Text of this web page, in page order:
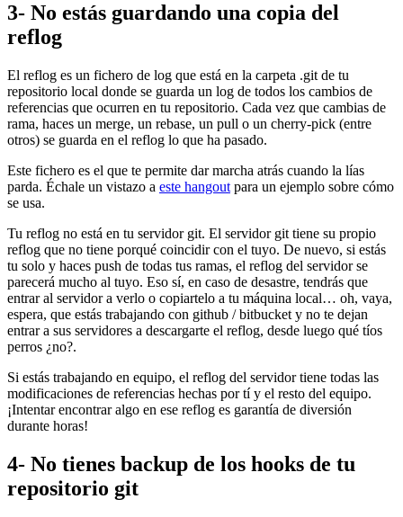
3- No estás guardando una copia del
reflog
El reflog es un fichero de log que está en la carpeta .git de tu
repositorio local donde se guarda un log de todos los cambios de
referencias que ocurren en tu repositorio. Cada vez que cambias de
rama, haces un merge, un rebase, un pull o un cherry-pick (entre
otros) se guarda en el reflog lo que ha pasado.
Este fichero es el que te permite dar marcha atrás cuando la lías
parda. Échale un vistazo a este hangout para un ejemplo sobre cómo
se usa.
Tu reflog no está en tu servidor git. El servidor git tiene su propio
reflog que no tiene porqué coincidir con el tuyo. De nuevo, si estás
tu solo y haces push de todas tus ramas, el reflog del servidor se
parecerá mucho al tuyo. Eso sí, en caso de desastre, tendrás que
entrar al servidor a verlo o copiartelo a tu máquina local… oh, vaya,
espera, que estás trabajando con github / bitbucket y no te dejan
entrar a sus servidores a descargarte el reflog, desde luego qué tíos
perros ¿no?.
Si estás trabajando en equipo, el reflog del servidor tiene todas las
modificaciones de referencias hechas por tí y el resto del equipo.
¡Intentar encontrar algo en ese reflog es garantía de diversión
durante horas!
4- No tienes backup de los hooks de tu
repositorio git